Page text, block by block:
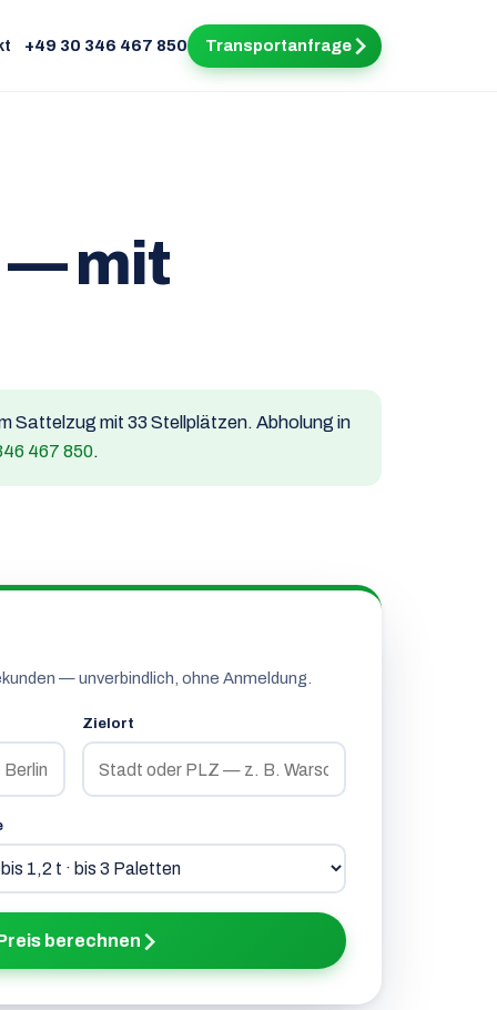
+49 30 346 467 850 Transportanfrage
— mit
Sattelzug mit 33 Stellplätzen. Abholung in
467 850.
— unverbindlich, ohne Anmeldung.
Zielort
berechnen